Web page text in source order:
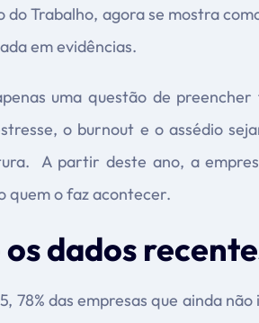
Trabalho, agora se mostra
em evidências.
uma questão de
o burnout e o assédio
A partir deste ano, a
quem o faz acontecer.
dados
78% das empresas que ainda